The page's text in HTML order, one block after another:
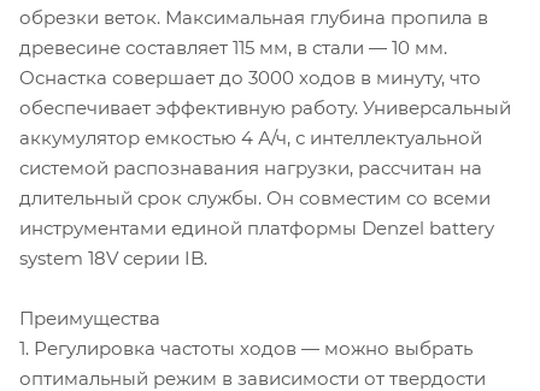
обрезки веток. Максимальная глубина пропила в
древесине составляет 115 мм, в стали — 10 мм.
Оснастка совершает до 3000 ходов в минуту, что
обеспечивает эффективную работу. Универсальный
аккумулятор емкостью 4 А/ч, с интеллектуальной
системой распознавания нагрузки, рассчитан на
длительный срок службы. Он совместим со всеми
инструментами единой платформы Denzel battery
system 18V серии IB.
Преимущества
1. Регулировка частоты ходов — можно выбрать
оптимальный режим в зависимости от твердости